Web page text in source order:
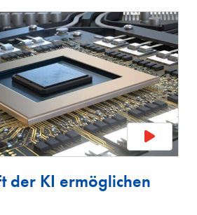
der KI ermöglichen